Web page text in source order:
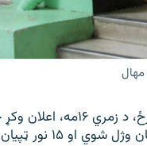
د تایلنډ پولیسو د
۱۵ نور ټپیان دي.